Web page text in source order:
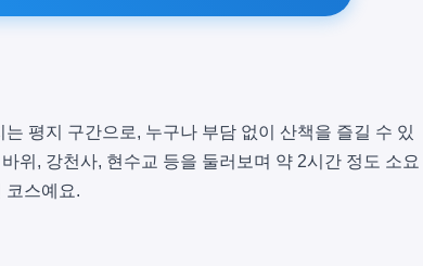
평지 구간으로, 누구나 부담 없이 산책을 즐길 수 있
위, 강천사, 현수교 등을 둘러보며 약 2시간 정도 소요
코스예요.